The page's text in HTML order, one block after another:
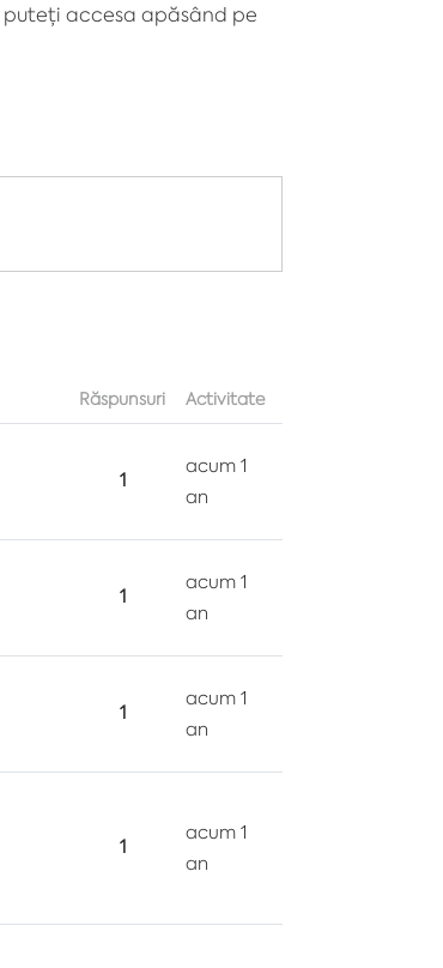
accesa apăsând pe
Răspunsuri Activitate
1
acum 1
an
1
acum 1
an
1
acum 1
an
1
acum 1
an